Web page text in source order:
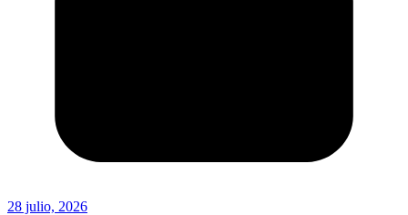
28 julio, 2026